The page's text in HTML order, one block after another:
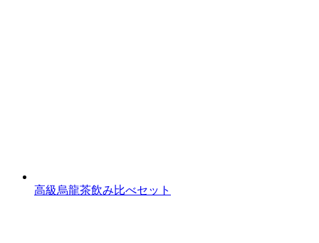
高級烏龍茶飲み比べセット